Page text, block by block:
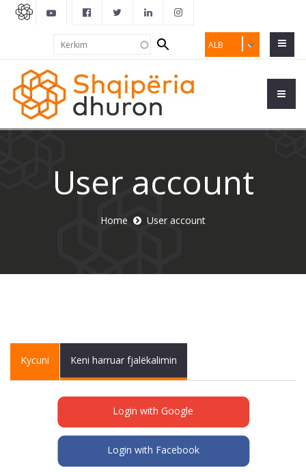
ALB
Search
form
User account
Home User account
Primary tabs
Kycuni (activeKeni harruar fjalëkalimin
Login with Google
Login with Facebook